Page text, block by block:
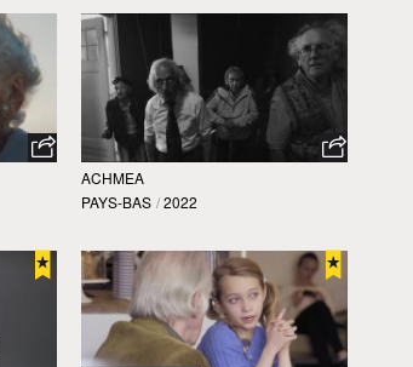
ACHMEA
PAYS-BAS / 2022